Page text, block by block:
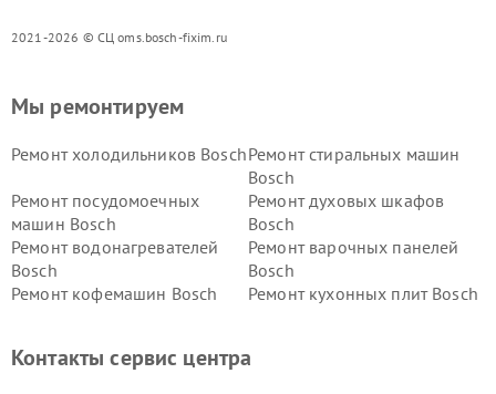
2021-2026 © СЦ oms.bosch-fixim.ru
Мы ремонтируем
Ремонт холодильников BoschРемонт стиральных машин
Bosch
Ремонт посудомоечных
машин Bosch
Ремонт духовых шкафов
Bosch
Ремонт водонагревателей
Bosch
Ремонт варочных панелей
Bosch
Ремонт кофемашин Bosch
Ремонт кухонных плит Bosch
Ремонт сушильных автоматовРемонт морозильных камер
Контакты сервис центра